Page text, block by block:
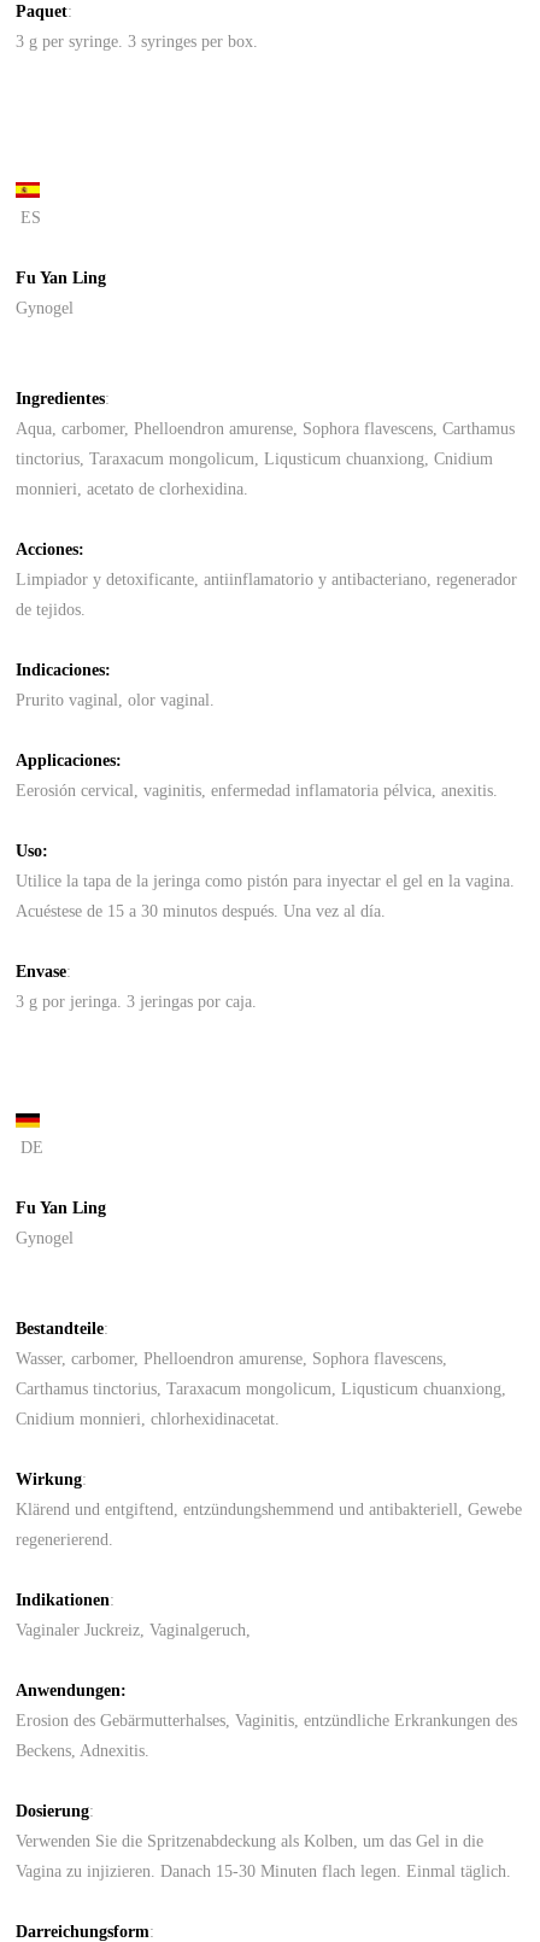
Paquet:
3 g per syringe. 3 syringes per box.
ES
Fu Yan Ling
Gynogel
Ingredientes:
Aqua, carbomer, Phelloendron amurense, Sophora flavescens, Carthamus
tinctorius, Taraxacum mongolicum, Liqusticum chuanxiong, Cnidium
monnieri, acetato de clorhexidina.
Acciones:
Limpiador y detoxificante, antiinflamatorio y antibacteriano, regenerador
de tejidos.
Indicaciones:
Prurito vaginal, olor vaginal.
Applicaciones:
Eerosión cervical, vaginitis, enfermedad inflamatoria pélvica, anexitis.
Uso:
Utilice la tapa de la jeringa como pistón para inyectar el gel en la vagina.
Acuéstese de 15 a 30 minutos después. Una vez al día.
Envase:
3 g por jeringa. 3 jeringas por caja.
DE
Fu Yan Ling
Gynogel
Bestandteile:
Wasser, carbomer, Phelloendron amurense, Sophora flavescens,
Carthamus tinctorius, Taraxacum mongolicum, Liqusticum chuanxiong,
Cnidium monnieri, chlorhexidinacetat.
Wirkung:
Klärend und entgiftend, entzündungshemmend und antibakteriell, Gewebe
regenerierend.
Indikationen:
Vaginaler Juckreiz, Vaginalgeruch,
Anwendungen:
Erosion des Gebärmutterhalses, Vaginitis, entzündliche Erkrankungen des
Beckens, Adnexitis.
Dosierung:
Verwenden Sie die Spritzenabdeckung als Kolben, um das Gel in die
Vagina zu injizieren. Danach 15-30 Minuten flach legen. Einmal täglich.
Darreichungsform: